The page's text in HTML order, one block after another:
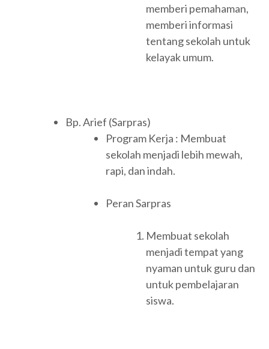
memberi pemahaman,
memberi informasi
tentang sekolah untuk
kelayak umum.
Bp. Arief (Sarpras)
Program Kerja : Membuat
sekolah menjadi lebih mewah,
rapi, dan indah.
Peran Sarpras
Membuat sekolah
menjadi tempat yang
nyaman untuk guru dan
untuk pembelajaran
siswa.